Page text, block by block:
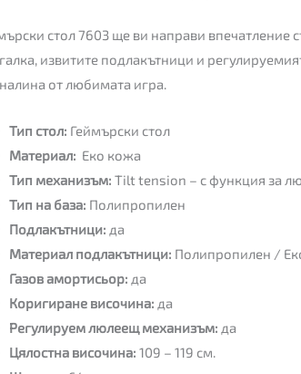
стол 7603 ще ви направи впечатление
извитите подлакътници и
от любимата игра.
Тип стол: Геймърски стол
Материал: Еко кожа
Тип механизъм:Tilt tension – с функция за
Тип на база: Полипропилен
Подлакътници: да
Материал подлакътници: Полипропилен /
Газов амортисьор: да
Коригиране височина: да
Регулируем люлеещ механизъм: да
Цялостна височина:109 – 119 см.